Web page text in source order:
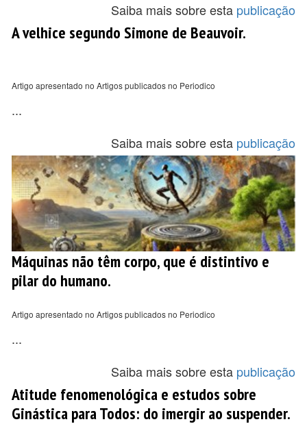
Saiba mais sobre esta publicação
A velhice segundo Simone de Beauvoir.
Artigo apresentado no Artigos publicados no Periodico
...
Saiba mais sobre esta publicação
Máquinas não têm corpo, que é distintivo e
pilar do humano.
Artigo apresentado no Artigos publicados no Periodico
...
Saiba mais sobre esta publicação
Atitude fenomenológica e estudos sobre
Ginástica para Todos: do imergir ao suspender.